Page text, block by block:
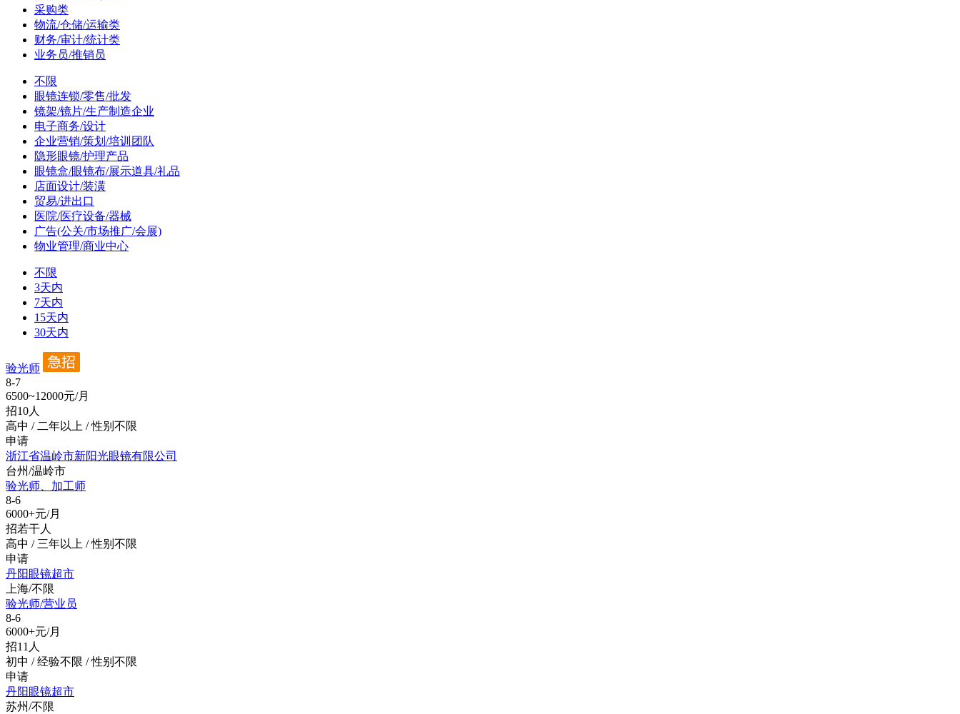
采购类
物流/仓储/运输类
财务/审计/统计类
业务员/推销员
不限
眼镜连锁/零售/批发
镜架/镜片/生产制造企业
电子商务/设计
企业营销/策划/培训团队
隐形眼镜/护理产品
眼镜盒/眼镜布/展示道具/礼品
店面设计/装潢
贸易/进出口
医院/医疗设备/器械
广告(公关/市场推广/会展)
物业管理/商业中心
不限
3天内
7天内
15天内
30天内
验光师
8-7
6500~12000元/月
招10人
高中 / 二年以上 / 性别不限
申请
浙江省温岭市新阳光眼镜有限公司
台州/温岭市
验光师、加工师
8-6
6000+元/月
招若干人
高中 / 三年以上 / 性别不限
申请
丹阳眼镜超市
上海/不限
验光师/营业员
8-6
6000+元/月
招11人
初中 / 经验不限 / 性别不限
申请
丹阳眼镜超市
苏州/不限